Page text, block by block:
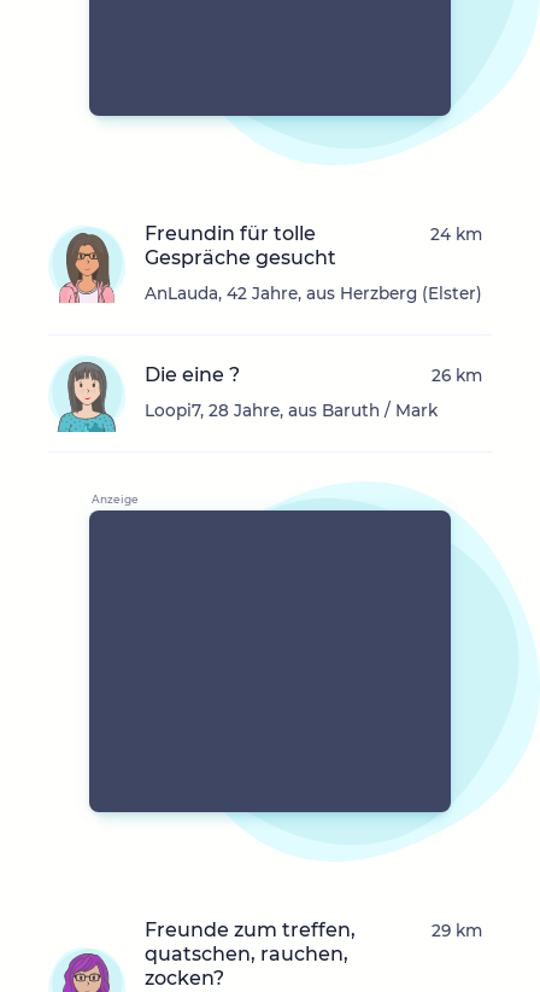
Freundin für tolle
Gespräche gesucht
AnLauda, 42 Jahre, aus Herzberg (Elster)
24 km
Die eine ?
Loopi7, 28 Jahre, aus Baruth / Mark
26 km
Freunde zum treffen,
quatschen, rauchen,
zocken?
29 km